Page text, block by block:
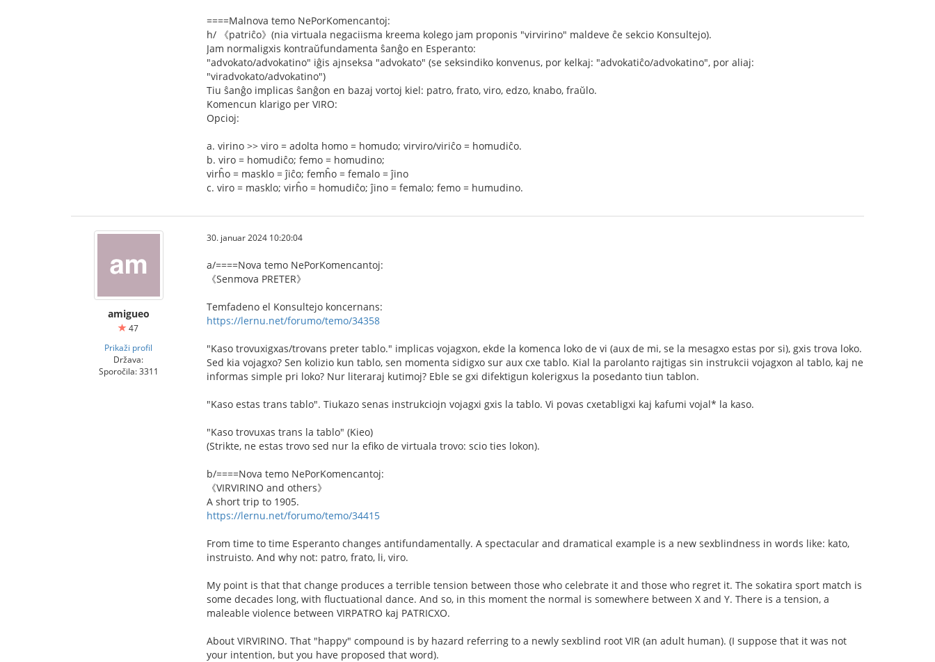
====Malnova temo NePorKomencantoj:
h/ 《patriĉo》(nia virtuala negaciisma kreema kolego jam proponis "virvirino" maldeve ĉe sekcio Konsultejo).
Jam normaligxis kontraŭfundamenta ŝanĝo en Esperanto:
"advokato/advokatino" iĝis ajnseksa "advokato" (se seksindiko konvenus, por kelkaj: "advokatiĉo/advokatino", por aliaj:
"viradvokato/advokatino")
Tiu ŝanĝo implicas ŝanĝon en bazaj vortoj kiel: patro, frato, viro, edzo, knabo, fraŭlo.
Komencun klarigo per VIRO:
Opcioj:
a. virino >> viro = adolta homo = homudo; virviro/viriĉo = homudiĉo.
b. viro = homudiĉo; femo = homudino;
virĥo = masklo = ĵiĉo; femĥo = femalo = ĵino
c. viro = masklo; virĥo = homudiĉo; ĵino = femalo; femo = humudino.
amigueo
47
Prikaži profil
Država:
Sporočila: 3311
30. januar 2024 10:20:04
a/====Nova temo NePorKomencantoj:
《Senmova PRETER》
Temfadeno el Konsultejo koncernans:
https://lernu.net/forumo/temo/34358
"Kaso trovuxigxas/trovans preter tablo." implicas vojagxon, ekde la komenca loko de vi (aux de mi, se la mesagxo estas por si), gxis trova loko.
Sed kia vojagxo? Sen kolizio kun tablo, sen momenta sidigxo sur aux cxe tablo. Kial la parolanto rajtigas sin instrukcii vojagxon al tablo, kaj ne
informas simple pri loko? Nur literaraj kutimoj? Eble se gxi difektigun kolerigxus la posedanto tiun tablon.
"Kaso estas trans tablo". Tiukazo senas instrukciojn vojagxi gxis la tablo. Vi povas cxetabligxi kaj kafumi vojal* la kaso.
"Kaso trovuxas trans la tablo" (Kieo)
(Strikte, ne estas trovo sed nur la efiko de virtuala trovo: scio ties lokon).
b/====Nova temo NePorKomencantoj:
《VIRVIRINO and others》
A short trip to 1905.
https://lernu.net/forumo/temo/34415
From time to time Esperanto changes antifundamentally. A spectacular and dramatical example is a new sexblindness in words like: kato,
instruisto. And why not: patro, frato, li, viro.
My point is that that change produces a terrible tension between those who celebrate it and those who regret it. The sokatira sport match is
some decades long, with fluctuational dance. And so, in this moment the normal is somewhere between X and Y. There is a tension, a
maleable violence between VIRPATRO kaj PATRICXO.
About VIRVIRINO. That "happy" compound is by hazard referring to a newly sexblind root VIR (an adult human). (I suppose that it was not
your intention, but you have proposed that word).